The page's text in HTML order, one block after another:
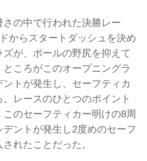
さの中で行われた決勝レー
からスタートダッシュを決め
ズが、ポールの野尻を抑えて
ところがこのオープニングラ
ントが発生し、セーフティカ
レースのひとつのポイント
このセーフティカー明けの8周
デントが発生し2度めのセーフ
れたことだった。